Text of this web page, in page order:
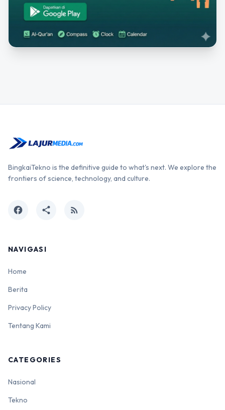
BingkaiTekno is the definitive guide to what's next. We explore the
frontiers of science, technology, and culture.
facebook share rss_feed
NAVIGASI
Home
Berita
Privacy Policy
Tentang Kami
CATEGORIES
Nasional
Tekno